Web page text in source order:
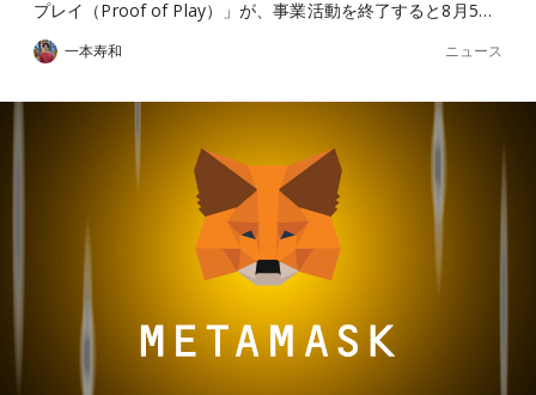
プレイ（Proof of Play）」が、事業活動を終了すると8月5…
一本寿和 ニュース